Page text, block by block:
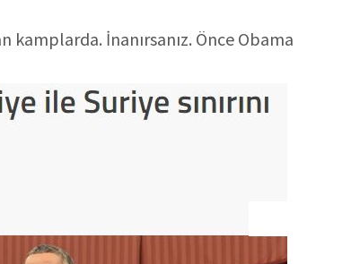
kamplarda. İnanırsanız. Önce Obama